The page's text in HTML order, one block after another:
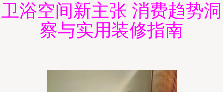
卫浴空间新主张 消费趋势洞
察与实用装修指南